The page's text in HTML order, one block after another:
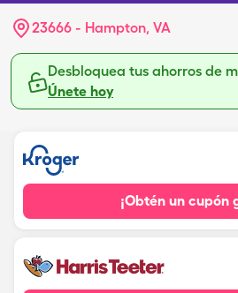
23666 - Hampton, VA
Desbloquea tus ahorros de
Únete hoy
¡Obtén un cupón